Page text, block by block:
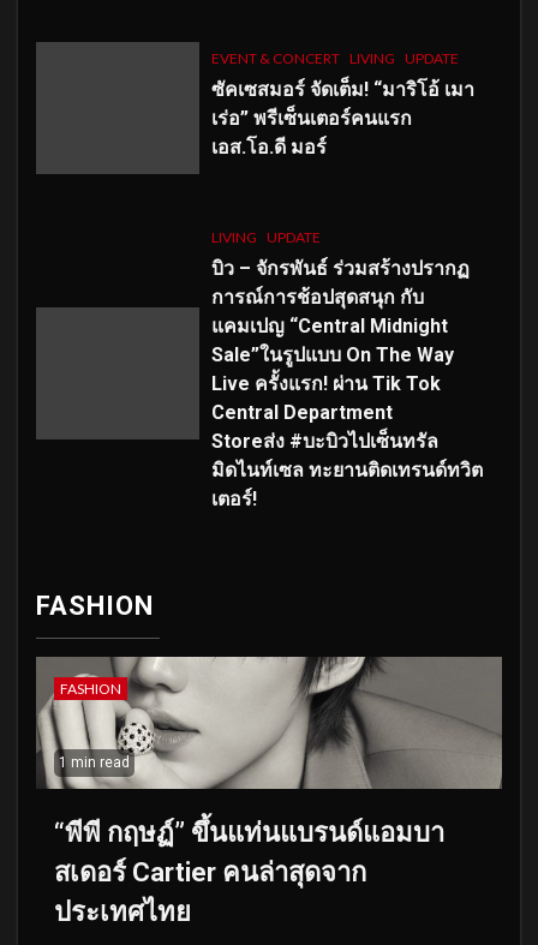
EVENT & CONCERT LIVING UPDATE
ซัคเซสมอร์ จัดเต็ม! “มาริโอ้ เมา
เร่อ” พรีเซ็นเตอร์คนแรก
เอส.โอ.ดี มอร์
LIVING UPDATE
บิว – จักรพันธ์ ร่วมสร้างปรากฏ
การณ์การช้อปสุดสนุก กับ
แคมเปญ “Central Midnight
Sale”ในรูปแบบ On The Way
Live ครั้งแรก! ผ่าน Tik Tok
Central Department
Storeส่ง #บะบิวไปเซ็นทรัล
มิดไนท์เซล ทะยานติดเทรนด์ทวิต
เตอร์!
FASHION
FASHION
1 min read
“พีพี กฤษฏ์” ขึ้นแท่นแบรนด์แอมบา
สเดอร์ Cartier คนล่าสุดจาก
ประเทศไทย